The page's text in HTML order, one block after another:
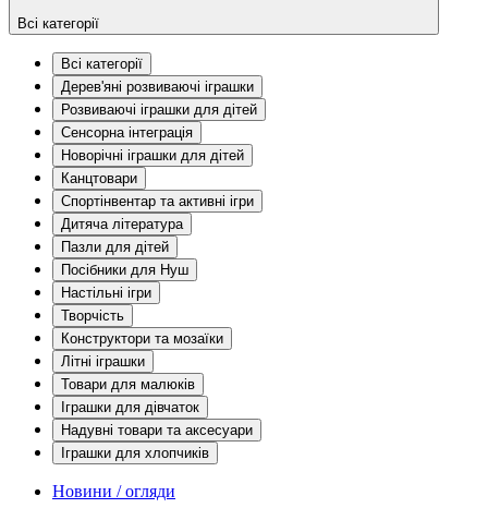
Всі категорії
Всі категорії
Дерев'яні розвиваючі іграшки
Розвиваючі іграшки для дітей
Сенсорна інтеграція
Новорічні іграшки для дітей
Канцтовари
Спортінвентар та активні ігри
Дитяча література
Пазли для дітей
Посібники для Нуш
Настільні ігри
Творчість
Конструктори та мозаїки
Літні іграшки
Товари для малюків
Іграшки для дівчаток
Надувні товари та аксесуари
Іграшки для хлопчиків
Новини / огляди